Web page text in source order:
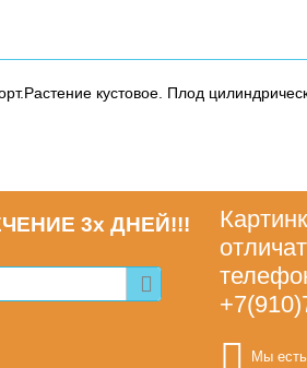
кустовое. Плод
3х ДНЕЙ!!!
Мы есть